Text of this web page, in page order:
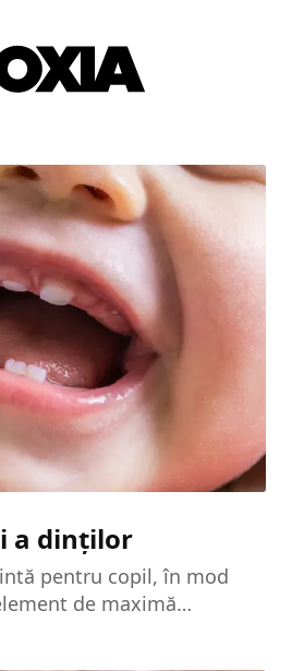
a dinților
pentru copil, în mod
de maximă